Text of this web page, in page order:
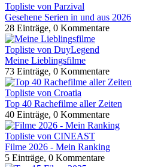
Topliste von Parzival
Gesehene Serien in und aus 2026
28 Einträge, 0 Kommentare
Topliste von DuyLegend
Meine Lieblingsfilme
73 Einträge, 0 Kommentare
Topliste von Croatia
Top 40 Rachefilme aller Zeiten
40 Einträge, 0 Kommentare
Topliste von CINEAST
Filme 2026 - Mein Ranking
5 Einträge, 0 Kommentare